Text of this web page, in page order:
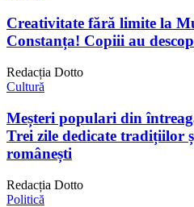
Creativitate fără limite la
Constanța! Copiii au
Redacția Dotto
Cultură
Meșteri populari din
Trei zile dedicate tradițiilor
românești
Redacția Dotto
Politică